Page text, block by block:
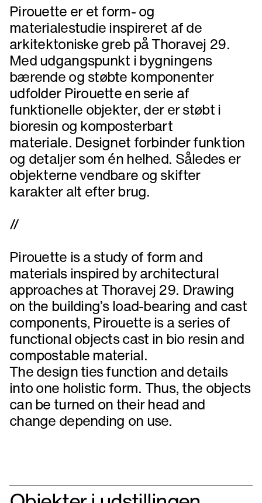
Pirouette er et form- og
materialestudie inspireret af de
arkitektoniske greb på Thoravej 29.
Med udgangspunkt i bygningens
bærende og støbte komponenter
udfolder Pirouette en serie af
funktionelle objekter, der er støbt i
bioresin og komposterbart
materiale. Designet forbinder funktion
og detaljer som én helhed. Således er
objekterne vendbare og skifter
karakter alt efter brug.
//
Pirouette is a study of form and
materials inspired by architectural
approaches at Thoravej 29. Drawing
on the building’s load-bearing and cast
components, Pirouette is a series of
functional objects cast in bio resin and
compostable material.
The design ties function and details
into one holistic form. Thus, the objects
can be turned on their head and
change depending on use.